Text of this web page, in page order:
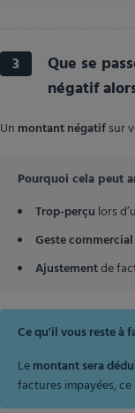
3
Que se
négatif
Un montant négatif sur
Pourquoi cela peut
Trop-perçu lors
Geste commercial
Ajustementde
Ce qu'il vous reste à
Le montant sera
factures impayées,